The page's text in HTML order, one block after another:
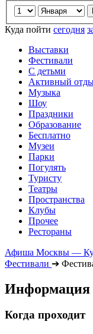
Куда пойти сегодня
Выставки
Фестивали
С детьми
Активный
Музыка
Шоу
Праздники
Образование
Бесплатно
Музеи
Парки
Погулять
Туристу
Театры
Пространства
Клубы
Прочее
Рестораны
Афиша Москвы —
Фестивали ➔
Информация
Когда проходит